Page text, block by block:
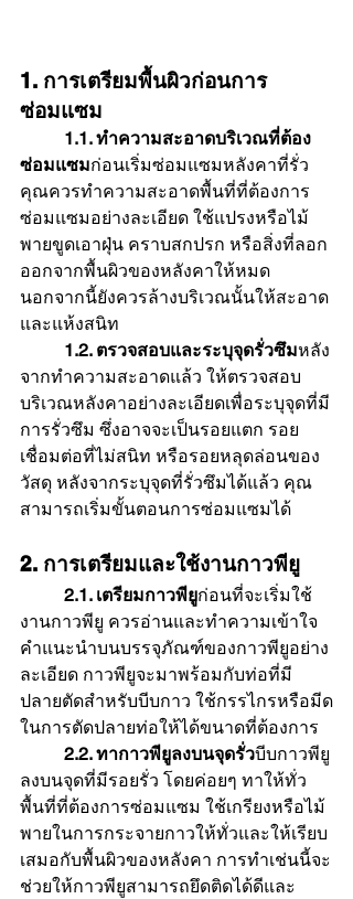
1. การเตรียมพื้นผิวก่อนการ
ซ่อมแซม
ซ่อมแซมก่อนเริ่มซ่อมแซมหลังคาที่รั่ว
คุณควรทำความสะอาดพื้นที่ที่ต้องการ
ซ่อมแซมอย่างละเอียด ใช้แปรงหรือไม้
พายขูดเอาฝุ่น คราบสกปรก หรือสิ่งที่ลอก
ออกจากพื้นผิวของหลังคาให้หมด
นอกจากนี้ยังควรล้างบริเวณนั้นให้สะอาด
และแห้งสนิท
	1.2. ตรวจสอบและระบุจุดรั่วซึม
หลัง
จากทำความสะอาดแล้ว ให้ตรวจสอบ
บริเวณหลังคาอย่างละเอียดเพื่อระบุจุดที่มี
การรั่วซึม ซึ่งอาจจะเป็นรอยแตก รอย
เชื่อมต่อที่ไม่สนิท หรือรอยหลุดล่อนของ
วัสดุ หลังจากระบุจุดที่รั่วซึมได้แล้ว คุณ
สามารถเริ่มขั้นตอนการซ่อมแซมได้
2. การเตรียมและใช้งานกาวพียู
	2.1. เตรียมกาวพียู
ก่อนที่จะเริ่มใช้
งานกาวพียู ควรอ่านและทำความเข้าใจ
คำแนะนำบนบรรจุภัณฑ์ของกาวพียูอย่าง
ละเอียด กาวพียูจะมาพร้อมกับท่อที่มี
ปลายตัดสำหรับบีบกาว ใช้กรรไกรหรือมีด
ในการตัดปลายท่อให้ได้ขนาดที่ต้องการ
	2.2. ทากาวพียูลงบนจุดรั่ว
บีบกาวพียู
ลงบนจุดที่มีรอยรั่ว โดยค่อยๆ ทาให้ทั่ว
พื้นที่ที่ต้องการซ่อมแซม ใช้เกรียงหรือไม้
พายในการกระจายกาวให้ทั่วและให้เรียบ
เสมอกับพื้นผิวของหลังคา การทำเช่นนี้จะ
ช่วยให้กาวพียูสามารถยึดติดได้ดีและ